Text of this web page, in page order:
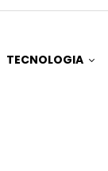
TECNOLOGIA